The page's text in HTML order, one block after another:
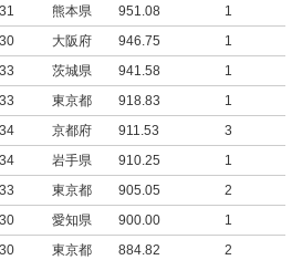
31 熊本県 951.08
1
30 大阪府 946.75
1
33 茨城県 941.58
1
33 東京都 918.83
1
34 京都府 911.53
3
34 岩手県 910.25
1
33 東京都 905.05
2
30 愛知県 900.00
1
30 東京都 884.82
2